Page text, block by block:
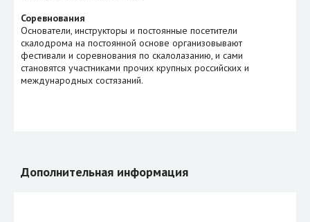
Соревнования
Основатели, инструкторы и постоянные посетители
скалодрома на постоянной основе организовывают
фестивали и соревнования по скалолазанию, и сами
становятся участниками прочих крупных российских и
международных состязаний.
Дополнительная информация